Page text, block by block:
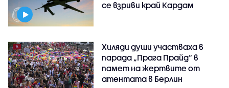
се взриви край Кардам
Хиляди души участваха в
парада „Прага Прайд“ в
памет на жертвите от
атентата в Берлин